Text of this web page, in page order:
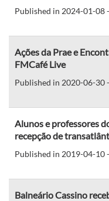
Published in 2024-01-08
Ações da Prae e
FMCafé Live
Published in 2020-06-30
Alunos e professores
recepção de
Published in 2019-04-
Balneário Cassino